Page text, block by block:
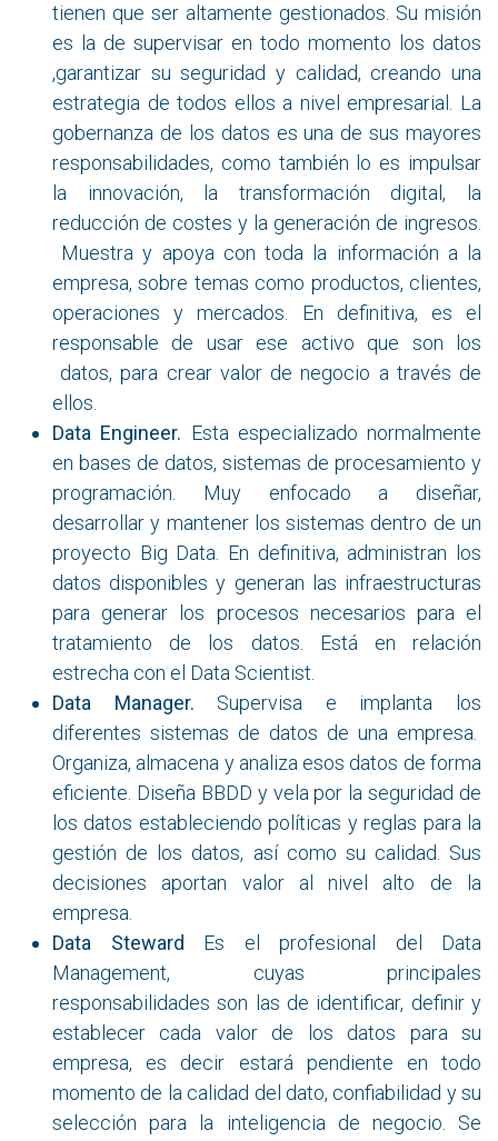
tienen que ser altamente gestionados. Su misión
es la de supervisar en todo momento los datos
,garantizar su seguridad y calidad, creando una
estrategia de todos ellos a nivel empresarial. La
gobernanza de los datos es una de sus mayores
responsabilidades, como también lo es impulsar
la innovación, la transformación digital, la
reducción de costes y la generación de ingresos.
Muestra y apoya con toda la información a la
empresa, sobre temas como productos, clientes,
operaciones y mercados. En definitiva, es el
responsable de usar ese activo que son los
datos, para crear valor de negocio a través de
ellos.
Data Engineer. Esta especializado normalmente
en bases de datos, sistemas de procesamiento y
programación. Muy enfocado a diseñar,
desarrollar y mantener los sistemas dentro de un
proyecto Big Data. En definitiva, administran los
datos disponibles y generan las infraestructuras
para generar los procesos necesarios para el
tratamiento de los datos. Está en relación
estrecha con el Data Scientist.
Data Manager. Supervisa e implanta los
diferentes sistemas de datos de una empresa.
Organiza, almacena y analiza esos datos de forma
eficiente. Diseña BBDD y vela por la seguridad de
los datos estableciendo políticas y reglas para la
gestión de los datos, así como su calidad. Sus
decisiones aportan valor al nivel alto de la
empresa.
Data Steward Es el profesional del Data
Management, cuyas principales
responsabilidades son las de identificar, definir y
establecer cada valor de los datos para su
empresa, es decir estará pendiente en todo
momento de la calidad del dato, confiabilidad y su
selección para la inteligencia de negocio. Se